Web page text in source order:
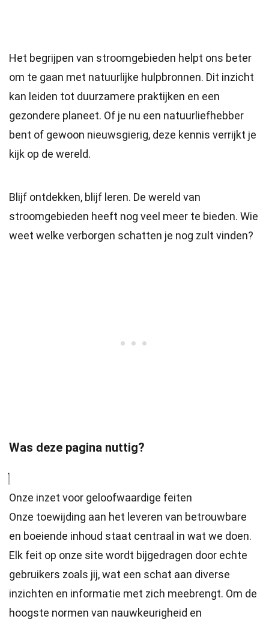
Het begrijpen van stroomgebieden helpt ons beter
om te gaan met natuurlijke hulpbronnen. Dit inzicht
kan leiden tot duurzamere praktijken en een
gezondere planeet. Of je nu een natuurliefhebber
bent of gewoon nieuwsgierig, deze kennis verrijkt je
kijk op de wereld.
Blijf ontdekken, blijf leren. De wereld van
stroomgebieden heeft nog veel meer te bieden. Wie
weet welke verborgen schatten je nog zult vinden?
Was deze pagina nuttig?
Onze inzet voor geloofwaardige feiten
Onze toewijding aan het leveren van betrouwbare
en boeiende inhoud staat centraal in wat we doen.
Elk feit op onze site wordt bijgedragen door echte
gebruikers zoals jij, wat een schat aan diverse
inzichten en informatie met zich meebrengt. Om de
hoogste normen van nauwkeurigheid en